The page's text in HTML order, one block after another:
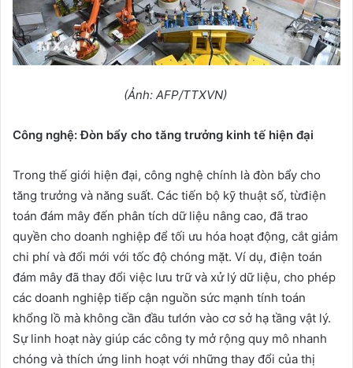
(Ảnh: AFP/TTXVN)
Công nghệ: Đòn bẩy cho tăng trưởng kinh tế hiện đại
Trong thế giới hiện đại, công nghệ chính là đòn bẩy cho
tăng trưởng và năng suất. Các tiến bộ kỹ thuật số, từđiện
toán đám mây đến phân tích dữ liệu nâng cao, đã trao
quyền cho doanh nghiệp để tối ưu hóa hoạt động, cắt giảm
chi phí và đổi mới với tốc độ chóng mặt. Ví dụ, điện toán
đám mây đã thay đổi việc lưu trữ và xử lý dữ liệu, cho phép
các doanh nghiệp tiếp cận nguồn sức mạnh tính toán
khổng lồ mà không cần đầu tưlớn vào cơ sở hạ tầng vật lý.
Sự linh hoạt này giúp các công ty mở rộng quy mô nhanh
chóng và thích ứng linh hoạt với những thay đổi của thị